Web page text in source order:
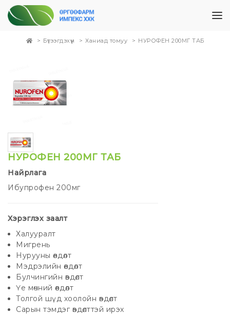
Бүтээгдэхүүн Ханиад томуу НУРОФЕН 200МГ ТАБ
НУРОФЕН 200МГ ТАБ
Найрлага
Ибупрофен 200мг
Хэрэглэх заалт
Халууралт
Мигрень
Нурууны өвдөлт
Мэдрэлийн өвдөлт
Булчингийн өвдөлт
Үе мөчний өвдөлт
Толгой шүд хоолойн өвдөлт
Сарын тэмдэг өвдөлттэй ирэх